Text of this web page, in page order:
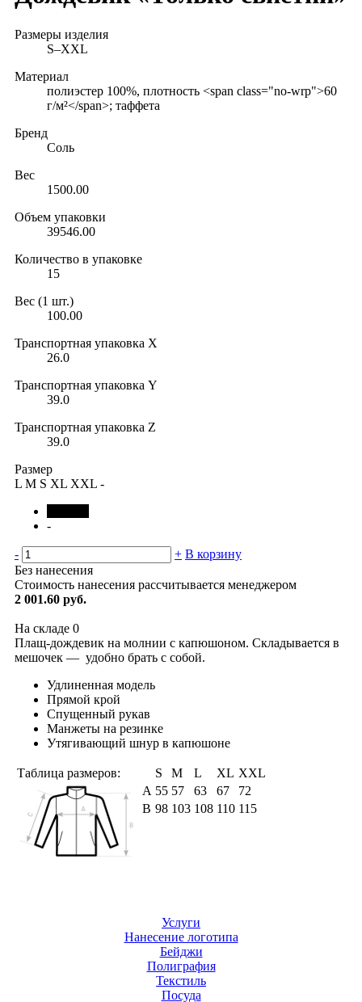
Размеры изделия
S–XXL
Материал
полиэстер 100%, плотность <span class="no-wrp">60
г/м²</span>; таффета
Бренд
Соль
Вес
1500.00
Объем упаковки
39546.00
Количество в упаковке
15
Вес (1 шт.)
100.00
Транспортная упаковка X
26.0
Транспортная упаковка Y
39.0
Транспортная упаковка Z
39.0
Размер
L M S XL XXL -
-
- + В корзину
Без нанесения
Стоимость нанесения рассчитывается менеджером
2 001.60 руб.
На складе 0
Плащ-дождевик на молнии с капюшоном. Складывается в
мешочек — удобно брать с собой.
Удлиненная модель
Прямой крой
Спущенный рукав
Манжеты на резинке
Утягивающий шнур в капюшоне
Таблица размеров: S M L XL XXL
А 55 57 63 67
72
B 98 103 108 110 115
Услуги
Нанесение логотипа
Бейджи
Полиграфия
Текстиль
Посуда